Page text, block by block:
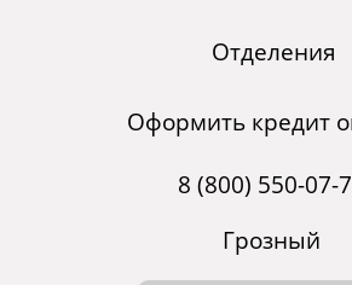
Отделения
Оформить кредит
8 (800) 550-07-
Грозный